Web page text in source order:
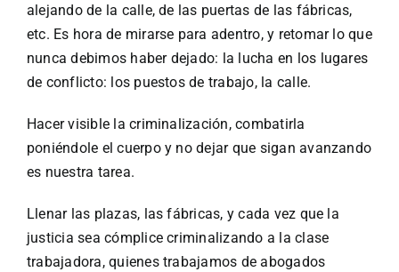
alejando de la calle, de las puertas de las fábricas,
etc. Es hora de mirarse para adentro, y retomar lo que
nunca debimos haber dejado: la lucha en los lugares
de conflicto: los puestos de trabajo, la calle.
Hacer visible la criminalización, combatirla
poniéndole el cuerpo y no dejar que sigan avanzando
es nuestra tarea.
Llenar las plazas, las fábricas, y cada vez que la
justicia sea cómplice criminalizando a la clase
trabajadora, quienes trabajamos de abogados